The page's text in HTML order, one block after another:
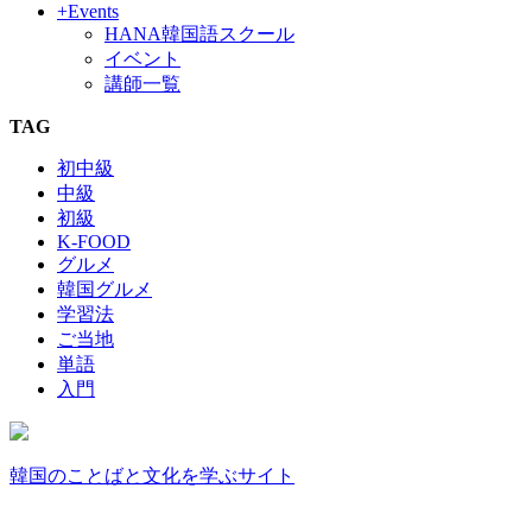
+Events
HANA韓国語スクール
イベント
講師一覧
TAG
初中級
中級
初級
K-FOOD
グルメ
韓国グルメ
学習法
ご当地
単語
入門
韓国のことばと文化を学ぶサイト